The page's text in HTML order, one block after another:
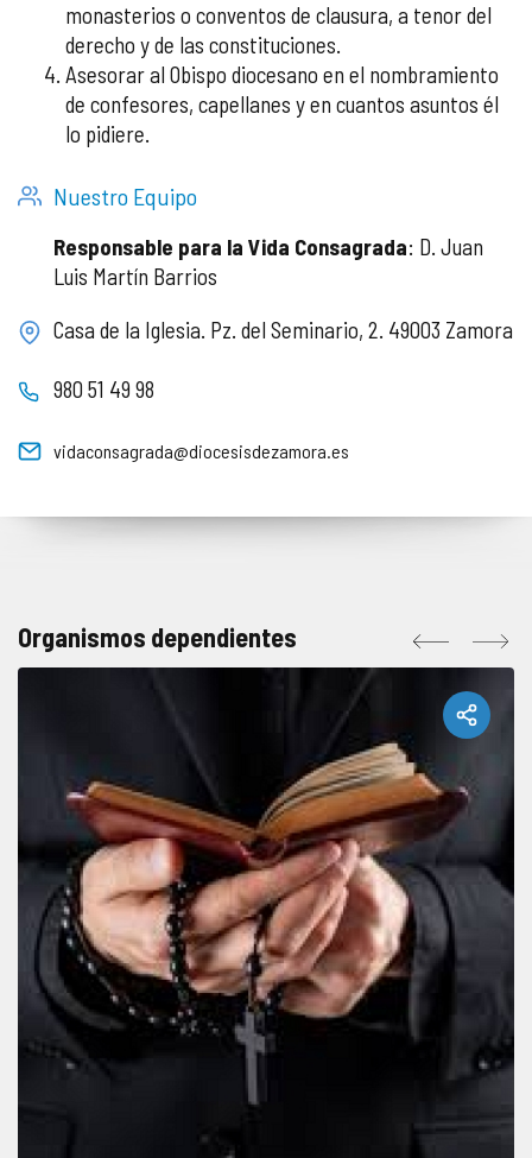
monasterios o conventos de clausura, a tenor del
derecho y de las constituciones.
Asesorar al Obispo diocesano en el nombramiento
de confesores, capellanes y en cuantos asuntos él
lo pidiere.
Nuestro Equipo
Responsable para la Vida Consagrada: D. Juan
Luis Martín Barrios
Casa de la Iglesia. Pz. del Seminario, 2. 49003 Zamora
980 51 49 98
vidaconsagrada@diocesisdezamora.es
Organismos dependientes